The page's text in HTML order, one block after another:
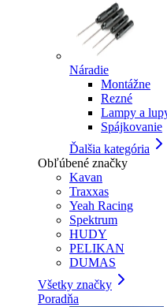
Náradie
Montážne
Rezné
Lampy a
Spájkovanie
Ďalšia kategória
Obľúbené značky
Kavan
Traxxas
Yeah Racing
Spektrum
HUDY
PELIKAN
DUMAS
Všetky značky
Poradňa